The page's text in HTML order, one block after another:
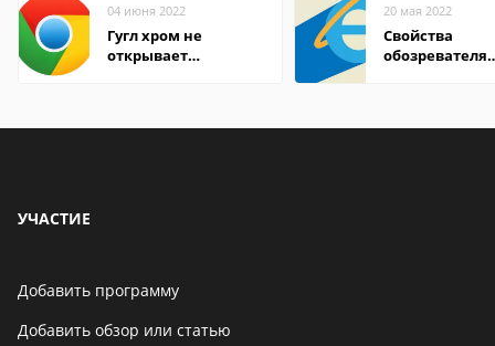
04 июня 2022
Гугл хром не
открывает
20 мая 2022
Свойства
обозревателя
УЧАСТИЕ
Добавить программу
Добавить обзор или статью